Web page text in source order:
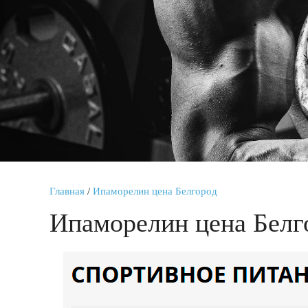
Главная / Ипаморелин цена Белгород
Ипаморелин цена